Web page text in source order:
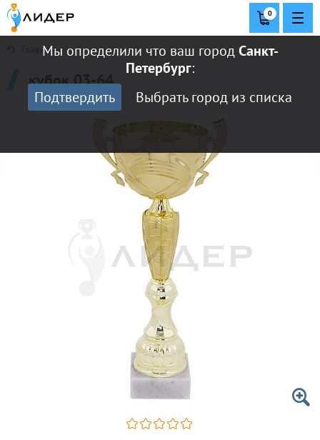
Мы определили что ваш городСанкт-
Петербург:
Подтвердить
Выбрать город из списка
0
Главная
кубок 03-64